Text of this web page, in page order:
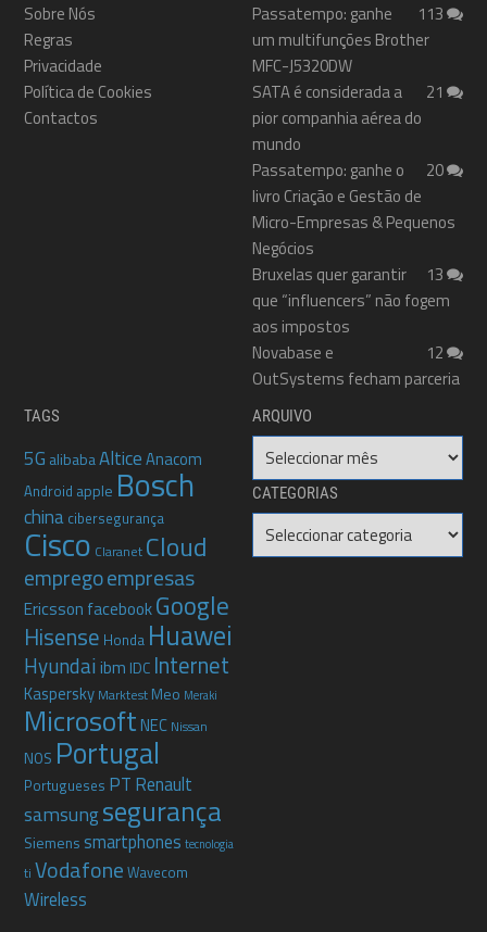
Sobre Nós
Regras
Privacidade
Política de Cookies
Contactos
113
Passatempo: ganhe
um multifunções Brother
MFC-J5320DW
21
SATA é considerada a
pior companhia aérea do
mundo
20
Passatempo: ganhe o
livro Criação e Gestão de
Micro-Empresas & Pequenos
Negócios
13
Bruxelas quer garantir
que “influencers” não fogem
aos impostos
12
Novabase e
OutSystems fecham parceria
TAGS
5G alibabaAlticeAnacom
Android apple Bosch
china cibersegurança
Cisco Claranet Cloud
empregoempresas
Ericsson facebookGoogle
Hisense Honda Huawei
Hyundai ibm IDC Internet
Kaspersky Marktest Meo Meraki
MicrosoftNEC Nissan
NOS Portugal
Portugueses PT Renault
samsungsegurança
Siemenssmartphones tecnologia
ti Vodafone Wavecom
Wireless
ARQUIVO
Arquivo
CATEGORIAS
Categorias